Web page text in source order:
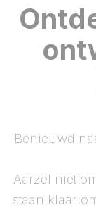
Benieuwd
Aarzel niet
staan klaar